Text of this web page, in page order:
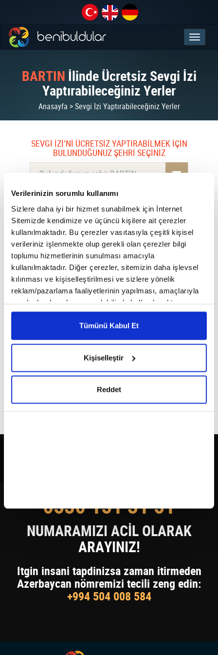
Verilerinizin sorumlu kullanımı
Sizlere daha iyi bir hizmet sunabilmek için İnternet
Sitemizde kendimize ve üçüncü kişilere ait çerezler
kullanılmaktadır. Bu çerezler vasıtasıyla çeşitli kişisel
verileriniz işlenmekte olup gerekli olan çerezler bilgi
toplumu hizmetlerinin sunulması amacıyla
kullanılmaktadır. Diğer çerezler, sitemizin daha işlevsel
kılınması ve kişiselleştirilmesi ve sizlere yönelik
reklam/pazarlama faaliyetlerinin yapılması, amaçlarıyla
sınırlı olarak açık rızanız dahilinde kullanılacaktır.
Çerezlere ilişkin tercihlerinizi çerez paneli vasıtasıyla
belirleyebilirsiniz. Çerezlere ilişkin detaylı bilgi için
Ayarlar butonuna tıklayabilir,
6698 sayılı Kişisel Verilerin Korunması Kanunu uyarınca
hazırlanmış olan İnternet Sitesi Aydınlatma Metnimizi
Tümünü Kabul Et
Kişiselleştir
Reddet
BARTIN İlinde Ücretsiz Sevgi İzi
Yaptırabileceğiniz Yerler
Anasayfa > Sevgi İzi Yaptırabileceğiniz Yerler
SEVGİ İZİ’Nİ ÜCRETSİZ YAPTIRABİLMEK İÇİN
BULUNDUĞUNUZ ŞEHRİ SEÇİNİZ
Bulunduğunuz şehir BARTIN
This page can't load Google Maps correctly.
Do you own this website? OK
0530 151 31 51
NUMARAMIZI ACİL OLARAK
ARAYINIZ!
Itgin insani tapdinizsa zaman itirmeden
Azerbaycan nömremizi tecili zeng edin:
+994 504 008 584